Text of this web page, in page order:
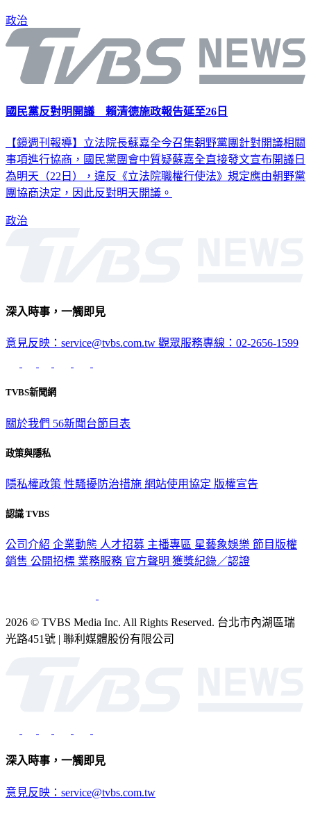
政治
國民黨反對明開議 賴清德施政報告延至26日
【鏡週刊報導】立法院長蘇嘉全今召集朝野黨團針對開議相關
事項進行協商，國民黨團會中質疑蘇嘉全直接發文宣布開議日
為明天（22日），違反《立法院職權行使法》規定應由朝野黨
團協商決定，因此反對明天開議。
政治
深入時事，一觸即見
意見反映：service@tvbs.com.tw 觀眾服務專線：02-2656-1599
TVBS新聞網
關於我們 56新聞台節目表
政策與隱私
隱私權政策 性騷擾防治措施 網站使用協定 版權宣告
認識 TVBS
公司介紹 企業動態 人才招募 主播專區 星藝象娛樂 節目版權
銷售 公開招標 業務服務 官方聲明 獲獎紀錄／認證
2026 © TVBS Media Inc. All Rights Reserved. 台北市內湖區瑞
光路451號 | 聯利媒體股份有限公司
深入時事，一觸即見
意見反映：service@tvbs.com.tw